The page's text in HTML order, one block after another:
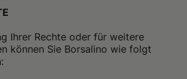
Ihrer Rechte oder für weitere
können Sie Borsalino wie folgt